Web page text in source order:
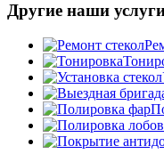
Другие наши